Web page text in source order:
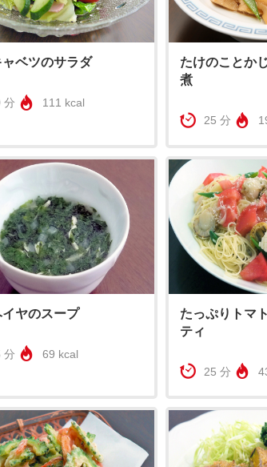
ベツのサラダ
分 111 kcal
たけのことか
煮
25 分
ヤのスープ
分 69 kcal
たっぷりトマ
ティ
25 分